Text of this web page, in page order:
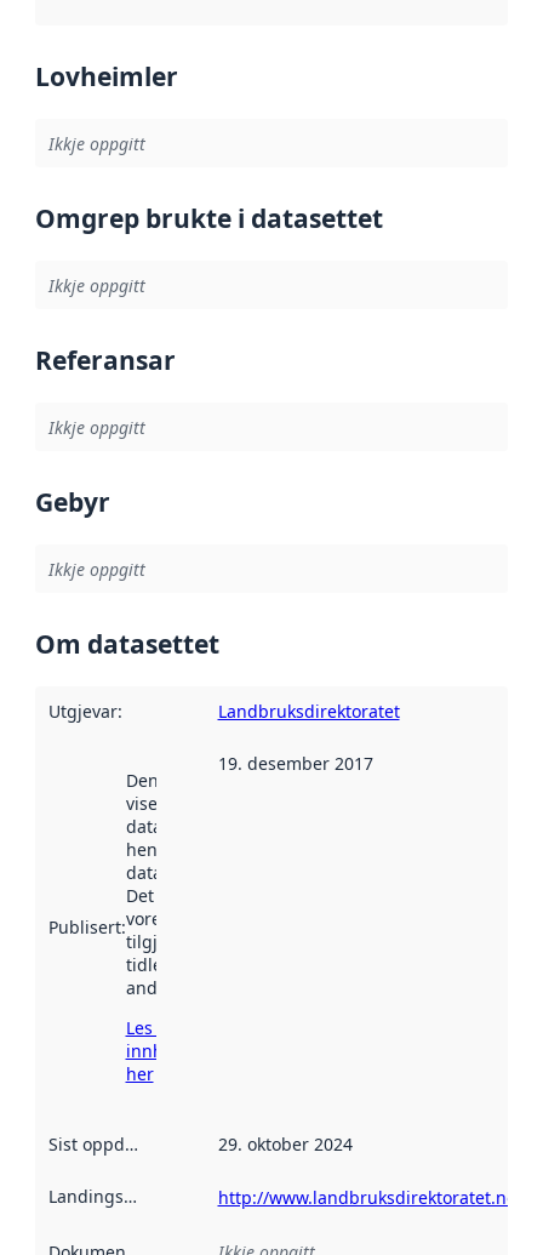
Lovheimler
Ikkje oppgitt
Omgrep brukte i datasettet
Ikkje oppgitt
Referansar
Ikkje oppgitt
Gebyr
Ikkje oppgitt
Om datasettet
Utgjevar: Landbruksdirektoratet
Publisert:
Denne datoen
viser når
datasettet vart
henta inn av
data.norge.no.
Det kan ha
vore
tilgjengeleg
tidlegare
andre stader.
Les meir om
innhenting
her
19. desember 2017
Sist oppdatert 29. oktober 2024
Landingsside http://www.landbruksdirektoratet.no/